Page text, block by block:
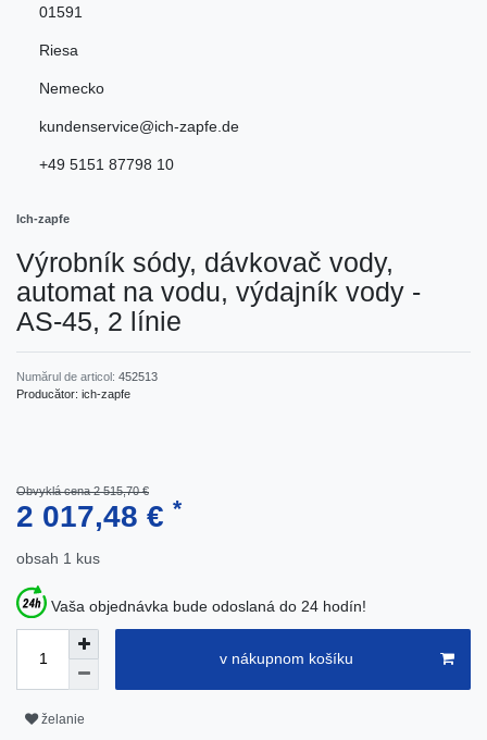
01591
Riesa
Nemecko
kundenservice@ich-zapfe.de
+49 5151 87798 10
Ich-zapfe
Výrobník sódy, dávkovač vody,
automat na vodu, výdajník vody -
AS-45, 2 línie
Numărul de articol: 452513
Producător: ich-zapfe
Obvyklá cena 2 515,70 €
2 017,48 € *
obsah 1 kus
Vaša objednávka bude odoslaná do 24 hodín!
v nákupnom košíku
želanie